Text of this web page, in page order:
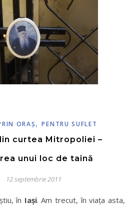
ORAŞ,PENTRU SUFLET
curtea Mitropoliei –
unui loc de taină
12 septembrie 2011
în Iaşi. Am trecut, în viaţa asta,